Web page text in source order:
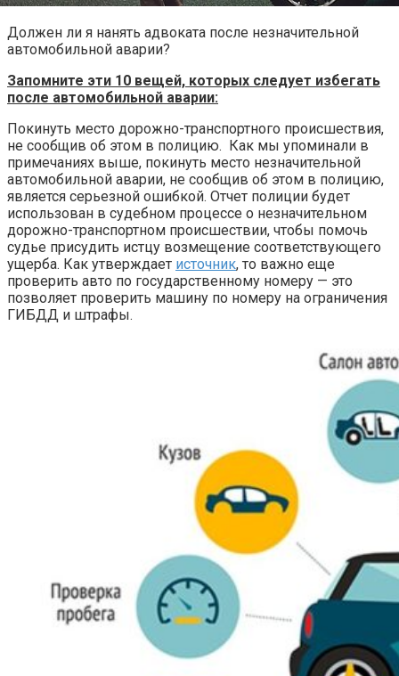
Должен ли я нанять адвоката после незначительной
автомобильной аварии?
Запомните эти 10 вещей, которых следует избегать
после автомобильной аварии:
Покинуть место дорожно-транспортного происшествия,
не сообщив об этом в полицию. Как мы упоминали в
примечаниях выше, покинуть место незначительной
автомобильной аварии, не сообщив об этом в полицию,
является серьезной ошибкой. Отчет полиции будет
использован в судебном процессе о незначительном
дорожно-транспортном происшествии, чтобы помочь
судье присудить истцу возмещение соответствующего
ущерба. Как утверждает источник, то важно еще
проверить авто по государственному номеру — это
позволяет проверить машину по номеру на ограничения
ГИБДД и штрафы.